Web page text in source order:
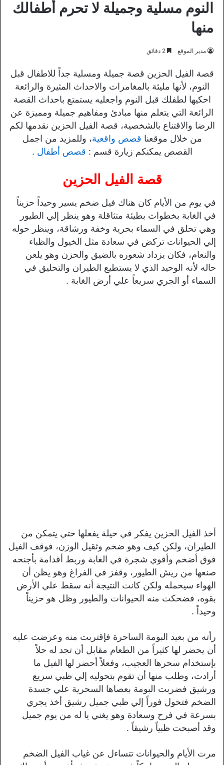
النوم مسلية وجميلة لا تحرم أطفالك
منها
مدير الموقع
قصة الفيل الحزين قصة جميلة ومسلية جداً للاطفال قبل
النوم، لأنها مليئة بالمغامرات والاحداث المثيرة والرائعة
احكيها لطفلك قبل النوم واجعليه يستمتع باحداث القصة
الرائعة التي يتعلم منها مبادئ ومفاهيم جميلة ومميزة عن
الرضا والاقتناع بالشخصية، قصة الفيل الحزين نقدمها لكم
من خلال موقعنا قصص واقعية، وللمزيد من اجمل
القصص يمكنكم زيارة قسم : قصص أطفال .
قصة الفيل الحزين
في يوم من الأيام كان هناك فيل ضخم يسير وحيداً حزيناً
في الغابة بخطوات بطيئة متثاقلة وهو ينظر إلي الطيور
وهي تحلق في السماء بحرية وخفة ورشاقة، وينظر حوله
إلي الحيوانات تركض في سعادة مثل الخيول والظباء
والنعام، فكان يزداد شعوره بالضيق والحزن وهو يلعن
حاله لأنه الوحيد الذي لا يستطيع الطيران والتحليق في
السماء أو الجري سريعاً علي أرض الغابة .
أخذ الفيل الحزين يفكر في حيلة يفعلها حتي يتمكن من
الطيران، ولكن كيف وهو ضخم وثقيل الوزن، فوقف الفيل
فوق أضخم وأقوي شجرة في الغابة وربط أقدامة بأجنحه
صنعها من ريش الطيور، وقفز في الفراغ وهو يظن أن
الهواء سيحمله ولكن كانت النتيجة أنه سقط علي الأرض
بقوه، فضحكت منه الحيوانات والطيور وظل هو حزيناً
وحيداً .
رأته من بعيد البومة الساحرة فإقتربت منه وعرضت عليه
أن يحضر لها كثيراً من الطعام مقابل أن تجد له حلاً
بإستخدام سحرها العجيب، وفعلاً أحضر لها الفيل ما
أرادت، وطلب منها أن تقوم بتحوليه إلي ظبي سريع
ورشيق فضربت البومة بعصاها السحرية علي جسدة
الضخم فتحول فوراً إلي ظبي جميل رشيق أخذ يجري
بسرعة في فرح وسعادة وهو يغني يا له من يوم جميل
وقد أصبحت ظبياً رشيقاً .
مرت الأيام والحيوانات تتساءل عن غياب الفيل الضخم